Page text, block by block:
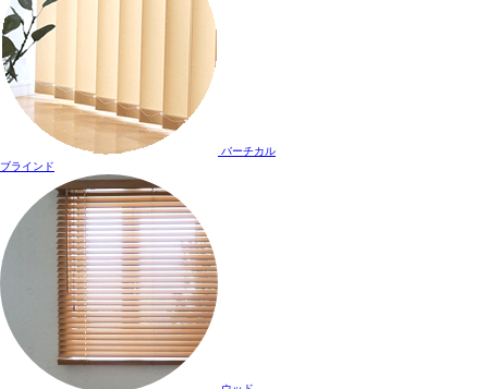
バーチカル
ブラインド